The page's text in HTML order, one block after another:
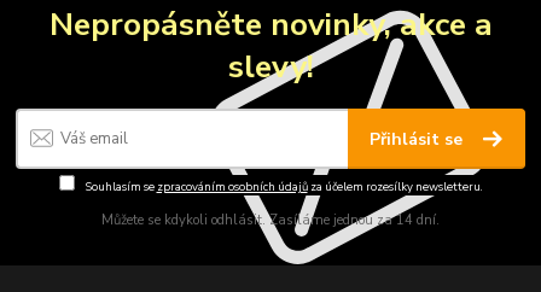
Nepropásněte novinky, akce a
slevy!
Přihlásit se
Souhlasím se zpracováním osobních údajůza účelem rozesílky newsletteru.
Můžete se kdykoli odhlásit. Zasíláme jednou za 14 dní.